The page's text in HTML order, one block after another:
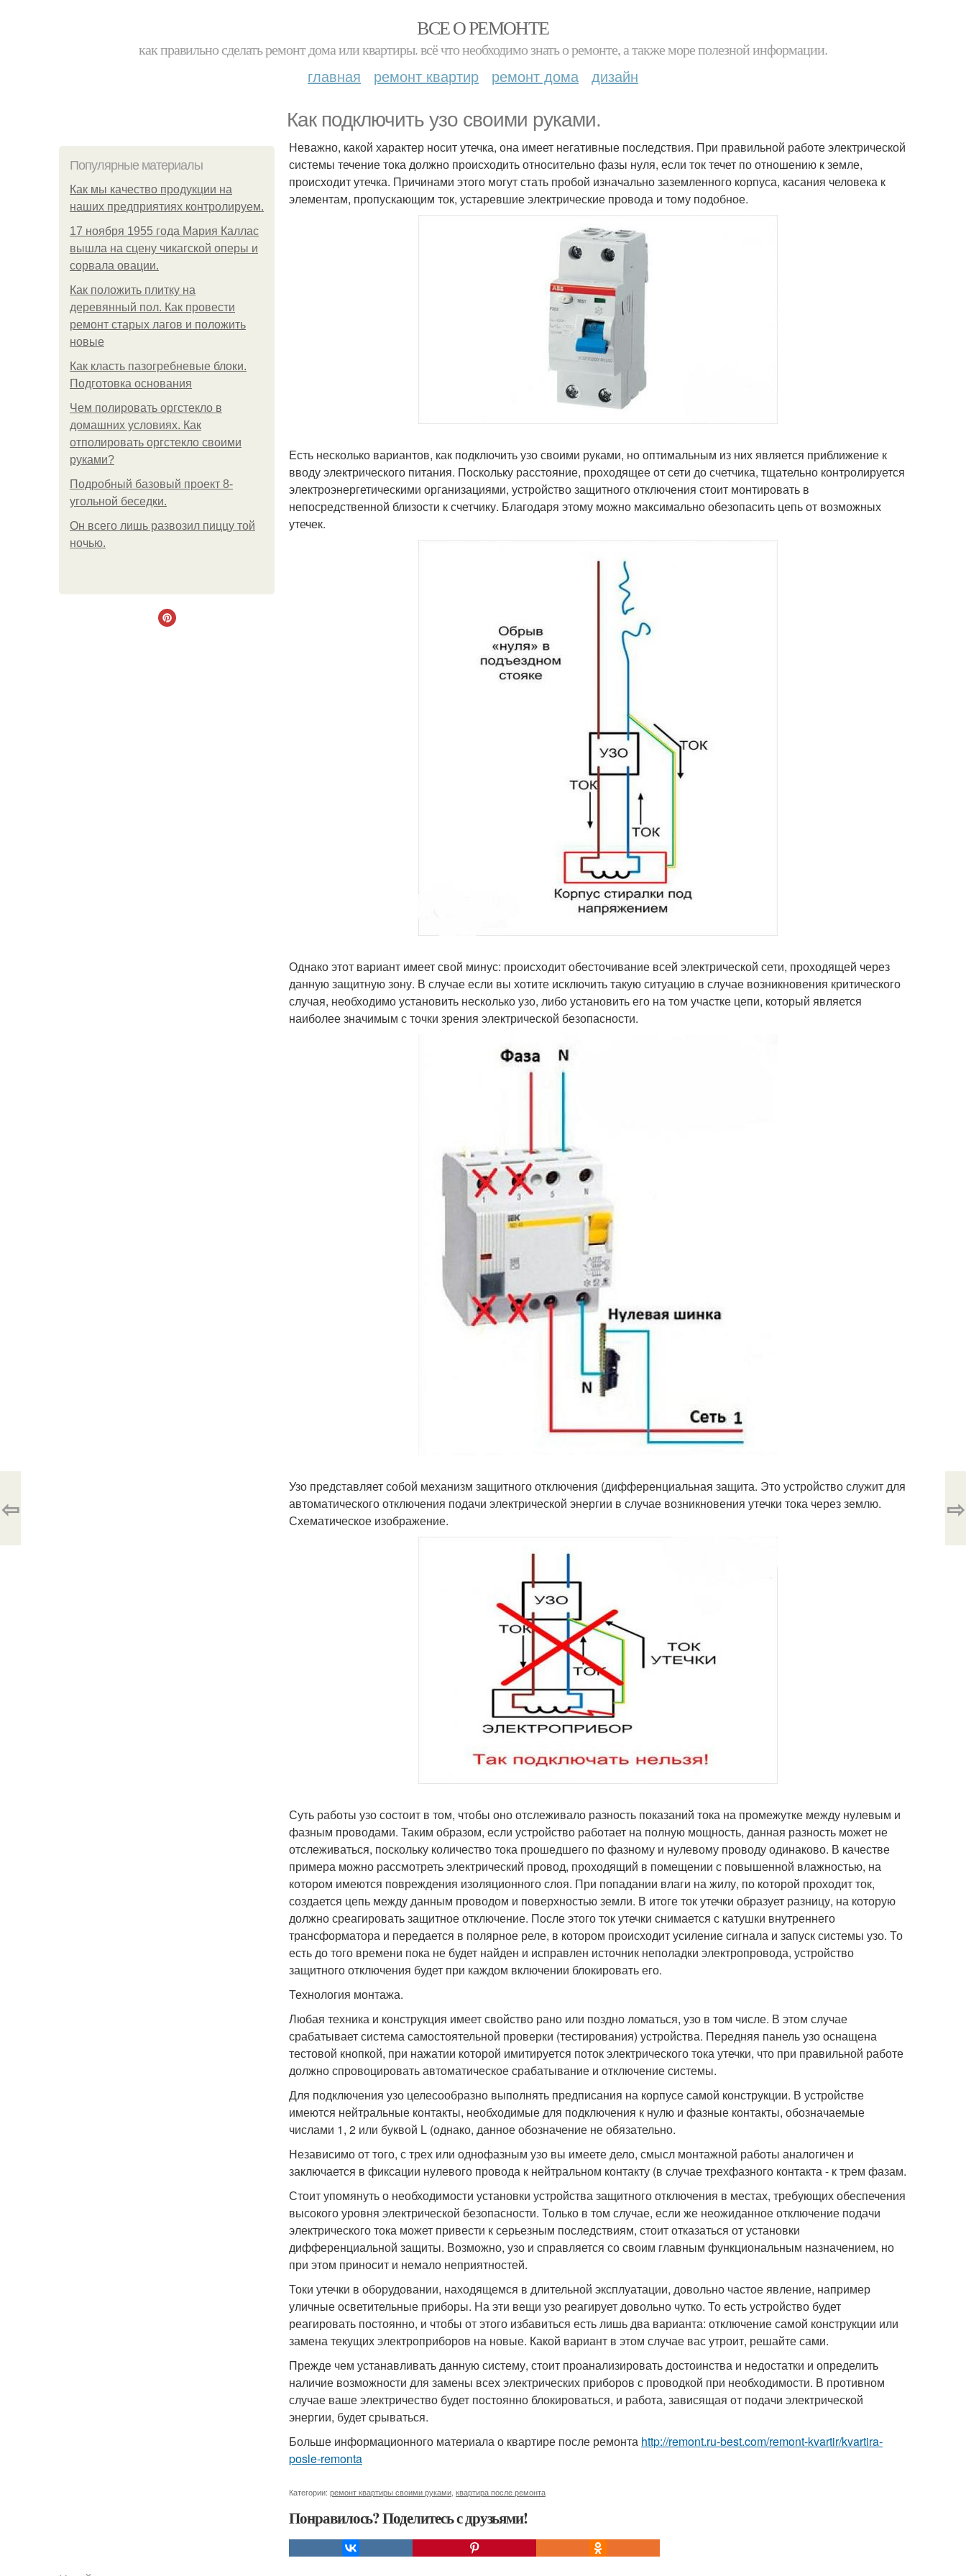
ВСЕ О РЕМОНТЕ
как правильно сделать ремонт дома или квартиры. всё что необходимо знать о ремонте, а также море полезной информации.
главная ремонт квартир ремонт дома дизайн
Как подключить узо своими руками.
Популярные материалы
Как мы качество продукции на
наших предприятиях контролируем.
17 ноября 1955 года Мария Каллас
вышла на сцену чикагской оперы и
сорвала овации.
Как положить плитку на
деревянный пол. Как провести
ремонт старых лагов и положить
новые
Как класть пазогребневые блоки.
Подготовка основания
Чем полировать оргстекло в
домашних условиях. Как
отполировать оргстекло своими
руками?
Подробный базовый проект 8-
угольной беседки.
Он всего лишь развозил пиццу той
ночью.
Неважно, какой характер носит утечка, она имеет негативные последствия. При правильной работе электрической
системы течение тока должно происходить относительно фазы нуля, если ток течет по отношению к земле,
происходит утечка. Причинами этого могут стать пробой изначально заземленного корпуса, касания человека к
элементам, пропускающим ток, устаревшие электрические провода и тому подобное.
Есть несколько вариантов, как подключить узо своими руками, но оптимальным из них является приближение к
вводу электрического питания. Поскольку расстояние, проходящее от сети до счетчика, тщательно контролируется
электроэнергетическими организациями, устройство защитного отключения стоит монтировать в
непосредственной близости к счетчику. Благодаря этому можно максимально обезопасить цепь от возможных
утечек.
Однако этот вариант имеет свой минус: происходит обесточивание всей электрической сети, проходящей через
данную защитную зону. В случае если вы хотите исключить такую ситуацию в случае возникновения критического
случая, необходимо установить несколько узо, либо установить его на том участке цепи, который является
наиболее значимым с точки зрения электрической безопасности.
Узо представляет собой механизм защитного отключения (дифференциальная защита. Это устройство служит для
автоматического отключения подачи электрической энергии в случае возникновения утечки тока через землю.
Схематическое изображение.
Суть работы узо состоит в том, чтобы оно отслеживало разность показаний тока на промежутке между нулевым и
фазным проводами. Таким образом, если устройство работает на полную мощность, данная разность может не
отслеживаться, поскольку количество тока прошедшего по фазному и нулевому проводу одинаково. В качестве
примера можно рассмотреть электрический провод, проходящий в помещении с повышенной влажностью, на
котором имеются повреждения изоляционного слоя. При попадании влаги на жилу, по которой проходит ток,
создается цепь между данным проводом и поверхностью земли. В итоге ток утечки образует разницу, на которую
должно среагировать защитное отключение. После этого ток утечки снимается с катушки внутреннего
трансформатора и передается в полярное реле, в котором происходит усиление сигнала и запуск системы узо. То
есть до того времени пока не будет найден и исправлен источник неполадки электропровода, устройство
защитного отключения будет при каждом включении блокировать его.
Технология монтажа.
Любая техника и конструкция имеет свойство рано или поздно ломаться, узо в том числе. В этом случае
срабатывает система самостоятельной проверки (тестирования) устройства. Передняя панель узо оснащена
тестовой кнопкой, при нажатии которой имитируется поток электрического тока утечки, что при правильной работе
должно спровоцировать автоматическое срабатывание и отключение системы.
Для подключения узо целесообразно выполнять предписания на корпусе самой конструкции. В устройстве
имеются нейтральные контакты, необходимые для подключения к нулю и фазные контакты, обозначаемые
числами 1, 2 или буквой L (однако, данное обозначение не обязательно.
Независимо от того, с трех или однофазным узо вы имеете дело, смысл монтажной работы аналогичен и
заключается в фиксации нулевого провода к нейтральном контакту (в случае трехфазного контакта - к трем фазам.
Стоит упомянуть о необходимости установки устройства защитного отключения в местах, требующих обеспечения
высокого уровня электрической безопасности. Только в том случае, если же неожиданное отключение подачи
электрического тока может привести к серьезным последствиям, стоит отказаться от установки
дифференциальной защиты. Возможно, узо и справляется со своим главным функциональным назначением, но
при этом приносит и немало неприятностей.
Токи утечки в оборудовании, находящемся в длительной эксплуатации, довольно частое явление, например
уличные осветительные приборы. На эти вещи узо реагирует довольно чутко. То есть устройство будет
реагировать постоянно, и чтобы от этого избавиться есть лишь два варианта: отключение самой конструкции или
замена текущих электроприборов на новые. Какой вариант в этом случае вас утроит, решайте сами.
Прежде чем устанавливать данную систему, стоит проанализировать достоинства и недостатки и определить
наличие возможности для замены всех электрических приборов с проводкой при необходимости. В противном
случае ваше электричество будет постоянно блокироваться, и работа, зависящая от подачи электрической
энергии, будет срываться.
Больше информационного материала о квартире после ремонта http://remont.ru-best.com/remont-kvartir/kvartira-
posle-remonta
Категории: ремонт квартиры своими руками квартира после ремонта
Понравилось? Поделитесь с друзьями!
⇦ ⇨